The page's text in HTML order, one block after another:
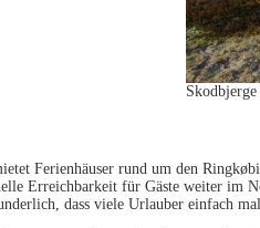
Ferienhäuser rund um den
Erreichbarkeit für Gäste weiter im
dass viele Urlauber einfach